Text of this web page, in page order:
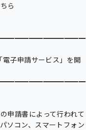
子申請サービス」を開
申請書によって行われて
ソコン、スマートフォン